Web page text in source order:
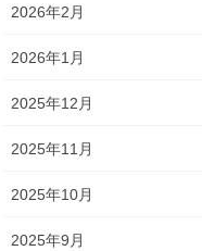
2026年2月
2026年1月
2025年12月
2025年11月
2025年10月
2025年9月